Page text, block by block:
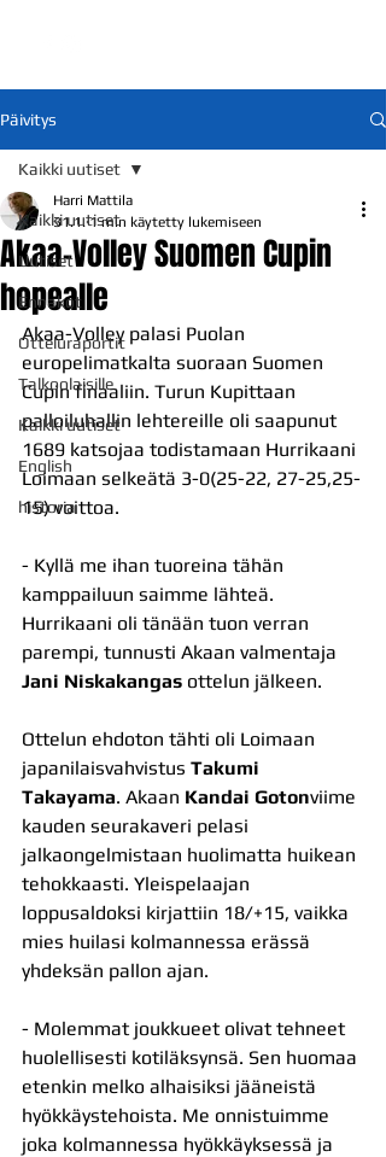
Päivitys
Kaikki uutiset
Uutiset
Ennakot
Otteluraportit
Talkoolaisille
Kaikki uutiset
English
historia
Kaikki uutiset
Akaa-Volley Suomen Cupin
hopealle
Harri Mattila
31.1. 1 min käytetty lukemiseen
Akaa-Volley palasi Puolan
europelimatkalta suoraan Suomen
Cupin finaaliin. Turun Kupittaan
palloiluhallin lehtereille oli saapunut
1689 katsojaa todistamaan Hurrikaani
Loimaan selkeätä 3-0(25-22, 27-25,25-
15) voittoa.
- Kyllä me ihan tuoreina tähän
kamppailuun saimme lähteä.
Hurrikaani oli tänään tuon verran
parempi, tunnusti Akaan valmentaja
Jani Niskakangas ottelun jälkeen.
Ottelun ehdoton tähti oli Loimaan
japanilaisvahvistus Takumi
Takayama. Akaan Kandai Gotonviime
kauden seurakaveri pelasi
jalkaongelmistaan huolimatta huikean
tehokkaasti. Yleispelaajan
loppusaldoksi kirjattiin 18/+15, vaikka
mies huilasi kolmannessa erässä
yhdeksän pallon ajan.
- Molemmat joukkueet olivat tehneet
huolellisesti kotiläksynsä. Sen huomaa
etenkin melko alhaisiksi jääneistä
hyökkäystehoista. Me onnistuimme
joka kolmannessa hyökkäyksessä ja